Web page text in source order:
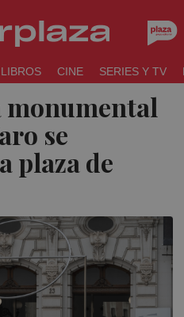
LIBROS CINE SERIES Y TV
monumental
se
plaza de